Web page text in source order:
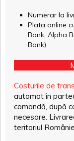
Numerar la
Plata online
Bank, Alpha
Bank)
Costurile de
automat în
comandă, după
necesare.
teritoriul